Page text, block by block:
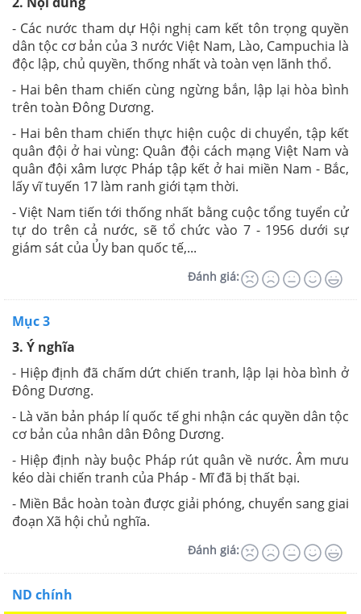
- Các nước tham dự Hội nghị cam kết tôn trọng quyền
dân tộc cơ bản của 3 nước Việt Nam, Lào, Campuchia là
độc lập, chủ quyền, thống nhất và toàn vẹn lãnh thổ.
- Hai bên tham chiến cùng ngừng bắn, lập lại hòa bình
trên toàn Đông Dương.
- Hai bên tham chiến thực hiện cuộc di chuyển, tập kết
quân đội ở hai vùng: Quân đội cách mạng Việt Nam và
quân đội xâm lược Pháp tập kết ở hai miền Nam - Bắc,
lấy vĩ tuyến 17 làm ranh giới tạm thời.
- Việt Nam tiến tới thống nhất bằng cuộc tổng tuyển cử
tự do trên cả nước, sẽ tổ chức vào 7 - 1956 dưới sự
giám sát của Ủy ban quốc tế,...
Đánh giá:
Mục 3
3. Ý nghĩa
- Hiệp định đã chấm dứt chiến tranh, lập lại hòa bình ở
Đông Dương.
- Là văn bản pháp lí quốc tế ghi nhận các quyền dân tộc
cơ bản của nhân dân Đông Dương.
- Hiệp định này buộc Pháp rút quân về nước. Âm mưu
kéo dài chiến tranh của Pháp - Mĩ đã bị thất bại.
- Miền Bắc hoàn toàn được giải phóng, chuyển sang giai
đoạn Xã hội chủ nghĩa.
Đánh giá:
ND chính